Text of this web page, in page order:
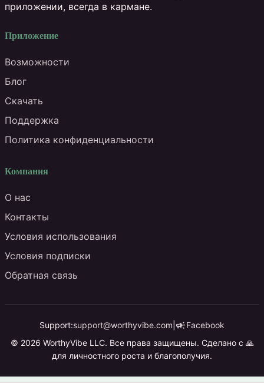
приложении, всегда в кармане.
Приложение
Возможности
Блог
Скачать
Поддержка
Политика конфиденциальности
Компания
О нас
Контакты
Условия использования
Условия подписки
Обратная связь
Support:support@worthyvibe.com campaignFacebook
© 2026 WorthyVibe LLC. Все права защищены. Сделано с 🙏
для личностного роста и благополучия.